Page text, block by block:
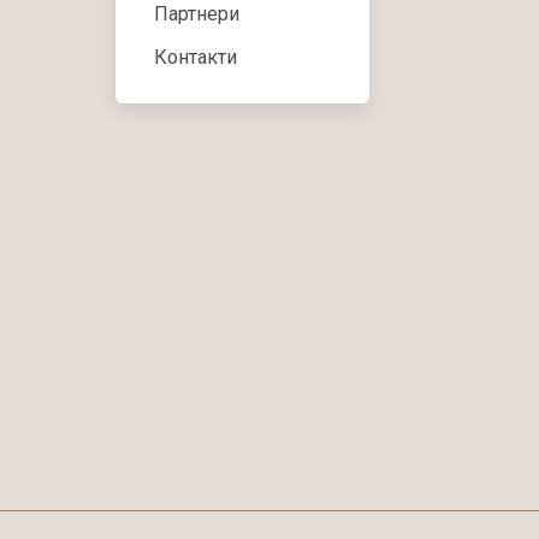
Партнери
Контакти